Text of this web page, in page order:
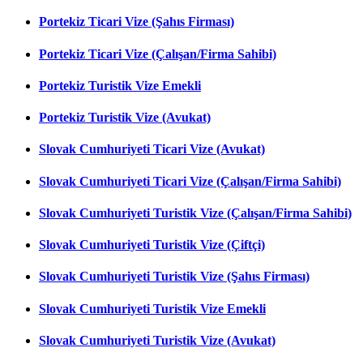
Portekiz Ticari Vize (Şahıs Firması)
Portekiz Ticari Vize (Çalışan/Firma Sahibi)
Portekiz Turistik Vize Emekli
Portekiz Turistik Vize (Avukat)
Slovak Cumhuriyeti Ticari Vize (Avukat)
Slovak Cumhuriyeti Ticari Vize (Çalışan/Firma Sahibi)
Slovak Cumhuriyeti Turistik Vize (Çalışan/Firma Sahibi)
Slovak Cumhuriyeti Turistik Vize (Çiftçi)
Slovak Cumhuriyeti Turistik Vize (Şahıs Firması)
Slovak Cumhuriyeti Turistik Vize Emekli
Slovak Cumhuriyeti Turistik Vize (Avukat)